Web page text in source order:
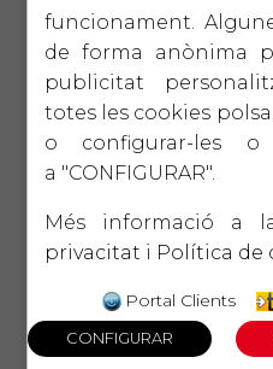
percentatges
- Deducció del
invertides en
cas d'obres
energètica i
refrigeració
aplicable per a
destinat a
aquesta es
desembre de
funcionament.
de forma anònima
publicitat
totes les cookies
o configurar-les o
a "CONFIGURAR".
Més informació a
privacitat i Política de
Portal Clients